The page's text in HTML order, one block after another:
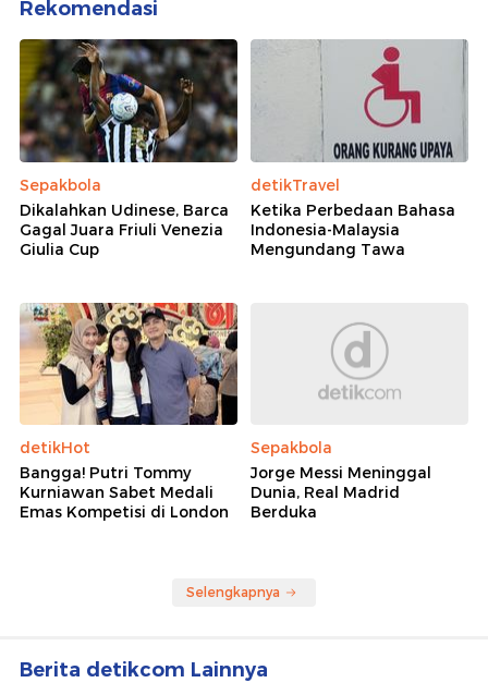
Rekomendasi
Sepakbola
Dikalahkan Udinese, Barca
Gagal Juara Friuli Venezia
Giulia Cup
detikTravel
Ketika Perbedaan Bahasa
Indonesia-Malaysia
Mengundang Tawa
detikHot
Bangga! Putri Tommy
Kurniawan Sabet Medali
Emas Kompetisi di London
Sepakbola
Jorge Messi Meninggal
Dunia, Real Madrid
Berduka
Selengkapnya
Berita detikcom Lainnya